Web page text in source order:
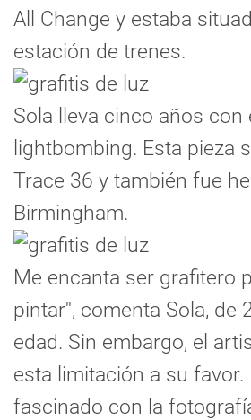
All Change y estaba
estación de trenes.
Sola lleva cinco años con
lightbombing. Esta pieza
Trace 36 y también fue
Birmingham.
Me encanta ser grafitero
pintar'', comenta Sola, de
edad. Sin embargo, el
esta limitación a su favor.
fascinado con la